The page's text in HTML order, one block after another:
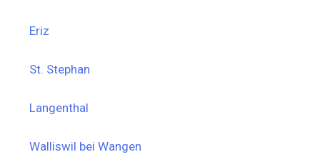
Eriz
St. Stephan
Langenthal
Walliswil bei Wangen